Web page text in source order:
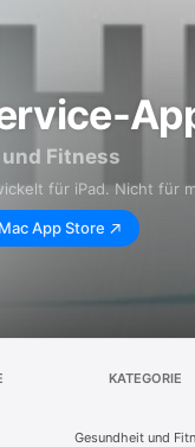
Fitness
für iPad. Nicht für
Mac App Store
KATEGORIE
Gesundheit und